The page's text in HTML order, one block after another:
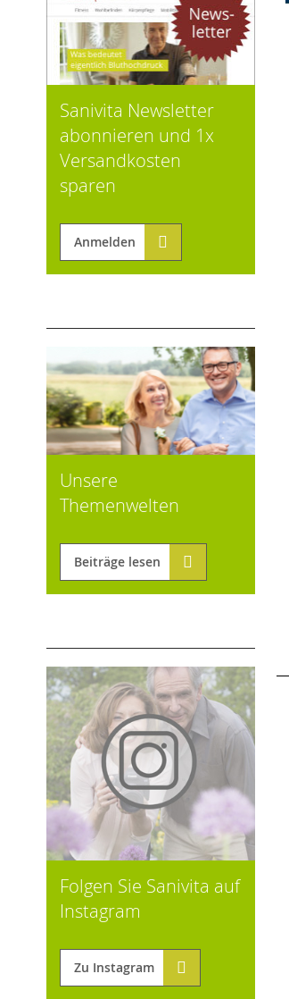
Sanivita Newsletter
abonnieren und 1x
Versandkosten
sparen
Anmelden
Unsere
Themenwelten
Beiträge lesen
Folgen Sie Sanivita auf
Instagram
Zu Instagram